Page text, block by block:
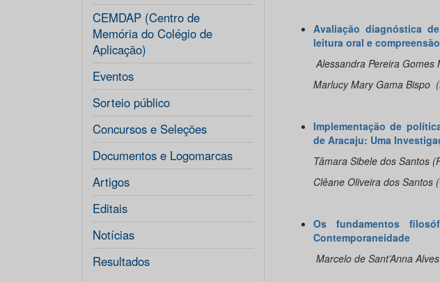
CEMDAP (Centro de
Memória do Colégio de
Aplicação)
Eventos
Sorteio público
Concursos e Seleções
Documentos e Logomarcas
Artigos
Editais
Notícias
Resultados
Avaliação diagnóstica
leitura oral e
Alessandra Pereira
Marlucy Mary Gama Bispo
Implementação de
de Aracaju: Uma
Tâmara Sibele dos Santos
Clêane Oliveira dos Santos
Os fundamentos
Contemporaneidade
Marcelo de Sant’Anna